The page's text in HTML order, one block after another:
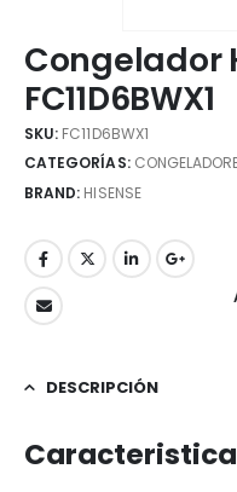
Congelador
FC11D6BWX1
SKU: FC11D6BWX1
CATEGORÍAS:
BRAND: HISENSE
DESCRIPCIÓN